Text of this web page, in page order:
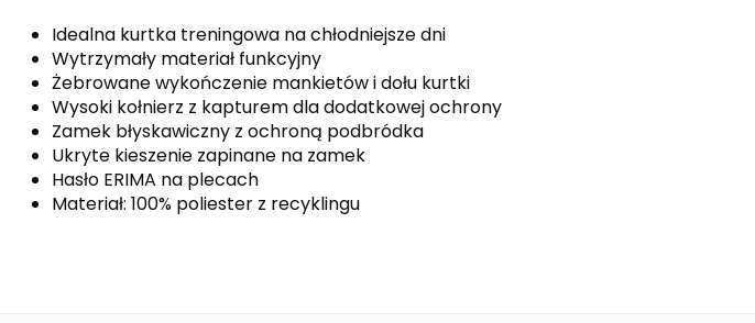
Idealna kurtka treningowa na chłodniejsze dni
Wytrzymały materiał funkcyjny
Żebrowane wykończenie mankietów i dołu kurtki
Wysoki kołnierz z kapturem dla dodatkowej ochrony
Zamek błyskawiczny z ochroną podbródka
Ukryte kieszenie zapinane na zamek
Hasło ERIMA na plecach
Materiał: 100% poliester z recyklingu